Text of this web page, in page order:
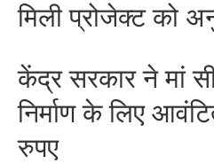
मिली प्रोजेक्ट को
केंद्र सरकार ने मां
निर्माण के लिए
रुपए